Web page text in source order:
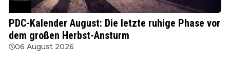
PDC-Kalender August: Die letzte ruhige Phase vor
dem großen Herbst-Ansturm
06 August 2026